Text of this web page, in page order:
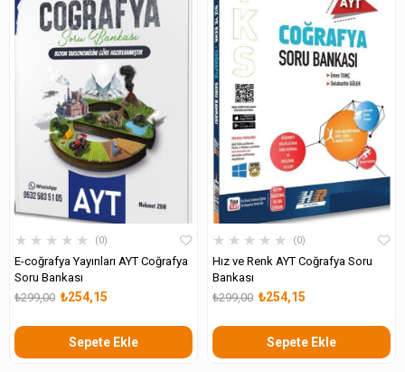
★ ★ ★ ★ ★ 0
E-coğrafya Yayınları AYT Coğrafya
Soru Bankası
₺254,15
₺299,00
Sepete Ekle
★ ★ ★ ★ ★ 0
Hız ve Renk AYT Coğrafya Soru
Bankası
₺254,15
₺299,00
Sepete Ekle